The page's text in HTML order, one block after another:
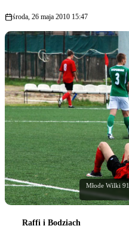
środa, 26 maja 2010 15:47
Młode Wilki
Raffi i Bodziach